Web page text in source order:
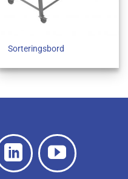
Sorteringsbord